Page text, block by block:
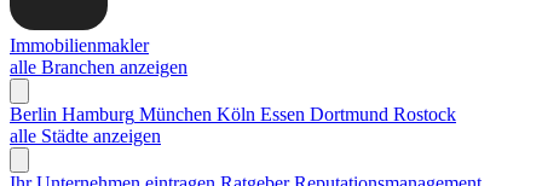
Immobilienmakler
alle Branchen anzeigen
Berlin Hamburg München Köln Essen Dortmund Rostock
alle Städte anzeigen